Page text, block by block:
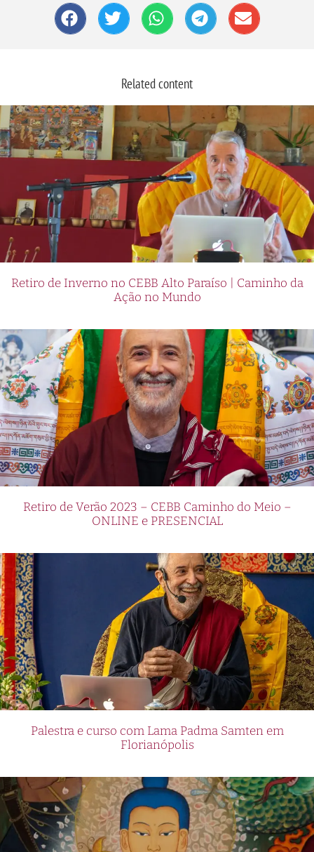
Related content
Retiro de Inverno no CEBB Alto Paraíso | Caminho da
Ação no Mundo
Retiro de Verão 2023 – CEBB Caminho do Meio –
ONLINE e PRESENCIAL
Palestra e curso com Lama Padma Samten em
Florianópolis